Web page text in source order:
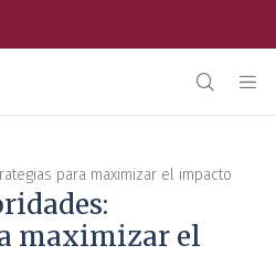
maximizar el